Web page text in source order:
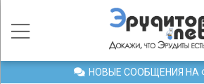
НОВЫЕ СООБЩЕНИЯ НА